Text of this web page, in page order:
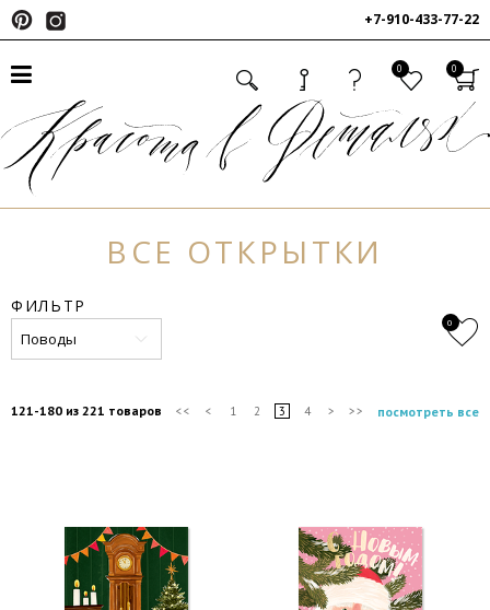
+7-910-433-77-22
0 0
ВСЕ ОТКРЫТКИ
ФИЛЬТР
Поводы
0
121-180 из 221 товаров посмотреть все
<< < 1 2 3 4 > >>